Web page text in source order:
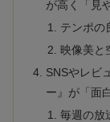
が高く「見
テンポの
映像美と
SNSやレビ
ー』が「面
毎週の放